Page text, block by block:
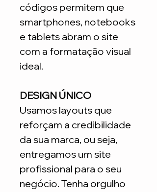
códigos permitem que
smartphones, notebooks
e tablets abram o site
com a formatação visual
ideal.
DESIGN ÚNICO
Usamos layouts que
reforçam a credibilidade
da sua marca, ou seja,
entregamos um site
profissional para o seu
negócio. Tenha orgulho